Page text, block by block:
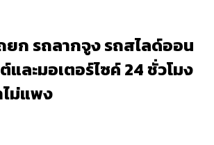
ยก รถลากจูง รถสไลด์ออน
ละมอเตอร์ไซค์ 24 ชั่วโมง
ไม่แพง